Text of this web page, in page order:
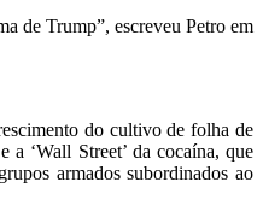
de Trump”, escreveu Petro em
do cultivo de folha de
‘Wall Street’ da cocaína, que
armados subordinados ao